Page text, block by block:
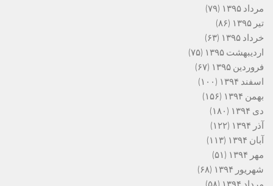
مرداد ۱۳۹۵
(۷۹)
تیر ۱۳۹۵
(۸۶)
خرداد ۱۳۹۵
(۶۳)
اردیبهشت ۱۳۹۵
(۷۵)
فروردین ۱۳۹۵
(۶۷)
اسفند ۱۳۹۴
(۱۰۰)
بهمن ۱۳۹۴
(۱۵۶)
دی ۱۳۹۴
(۱۸۰)
آذر ۱۳۹۴
(۱۲۲)
آبان ۱۳۹۴
(۱۱۳)
مهر ۱۳۹۴
(۵۱)
شهریور ۱۳۹۴
(۶۸)